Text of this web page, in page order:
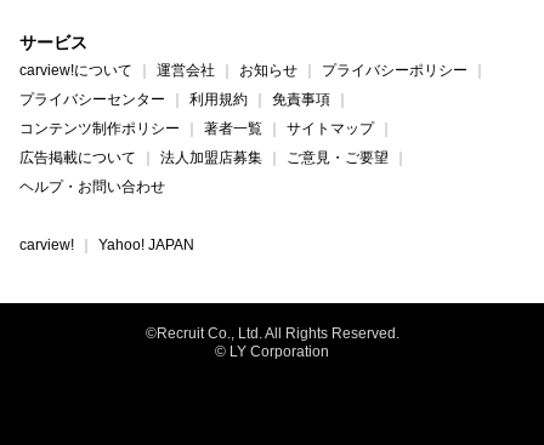
サービス
carview!について 運営会社 お知らせ
プライバシーポリシー
プライバシーセンター
利用規約
免責事項
コンテンツ制作ポリシー
著者一覧
サイトマップ
広告掲載について
法人加盟店募集
ご意見・ご要望
ヘルプ・お問い合わせ
carview! Yahoo! JAPAN
©Recruit Co., Ltd. All Rights Reserved.
© LY Corporation